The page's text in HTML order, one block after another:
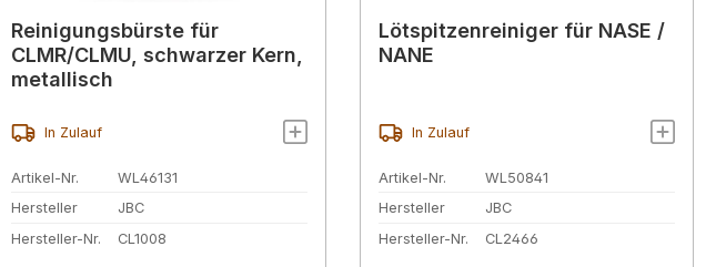
Reinigungsbürste für
CLMR/CLMU, schwarzer Kern,
metallisch
In Zulauf
Artikel-Nr.
WL46131
Hersteller
JBC
Hersteller-Nr.
CL1008
Lötspitzenreiniger für NASE /
NANE
In Zulauf
Artikel-Nr.
WL50841
Hersteller
JBC
Hersteller-Nr.
CL2466